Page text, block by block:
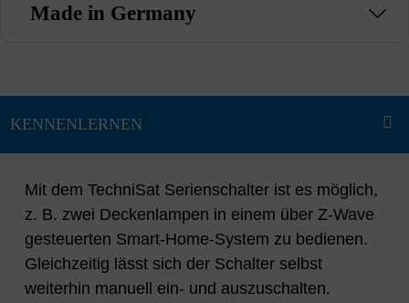
Made in Germany
Mit dem TechniSat Serienschalter ist es möglich,
z. B. zwei Deckenlampen in einem über Z-Wave
gesteuerten Smart-Home-System zu bedienen.
Gleichzeitig lässt sich der Schalter selbst
weiterhin manuell ein- und auszuschalten.